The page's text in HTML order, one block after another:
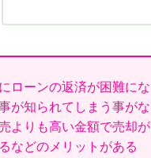
ローンの返済が困難にな
が知られてしまう事がな
よりも高い金額で売却が
などのメリットがある